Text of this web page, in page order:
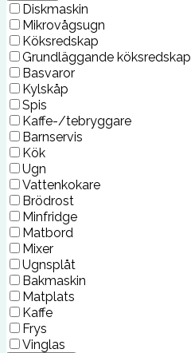
Diskmaskin
Mikrovågsugn
Köksredskap
Grundläggande köksredskap
Basvaror
Kylskåp
Spis
Kaffe-/tebryggare
Barnservis
Kök
Ugn
Vattenkokare
Brödrost
Minfridge
Matbord
Mixer
Ugnsplåt
Bakmaskin
Matplats
Kaffe
Frys
Vinglas